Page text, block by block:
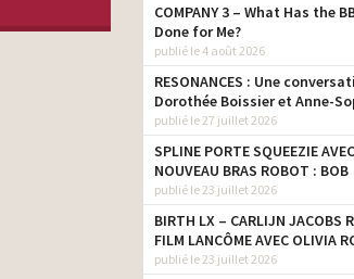
COMPANY 3 – What Has the
Done for Me?
publié le 4 août 2026
RESONANCES : Une
Dorothée Boissier et Anne-
publié le 27 juillet 2026
SPLINE PORTE SQUEEZIE
NOUVEAU BRAS ROBOT : BOB
publié le 23 juillet 2026
BIRTH LX – CARLIJN JACOBS
FILM LANCÔME AVEC OLIVIA
publié le 23 juillet 2026